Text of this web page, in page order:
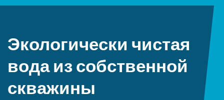
Экологически чистая
вода из собственной
скважины